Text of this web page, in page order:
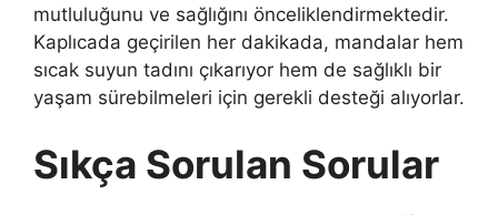
mutluluğunu ve sağlığını önceliklendirmektedir.
Kaplıcada geçirilen her dakikada, mandalar hem
sıcak suyun tadını çıkarıyor hem de sağlıklı bir
yaşam sürebilmeleri için gerekli desteği alıyorlar.
Sıkça Sorulan Sorular